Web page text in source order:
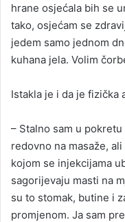
hrane osjećala bih se
tako, osjećam se
jedem samo jednom
kuhana jela. Volim
Istakla je i da je fizička
– Stalno sam u
redovno na masaže,
kojom se injekcijama
sagorijevaju masti na
su to stomak, butine i
promjenom. Ja sam